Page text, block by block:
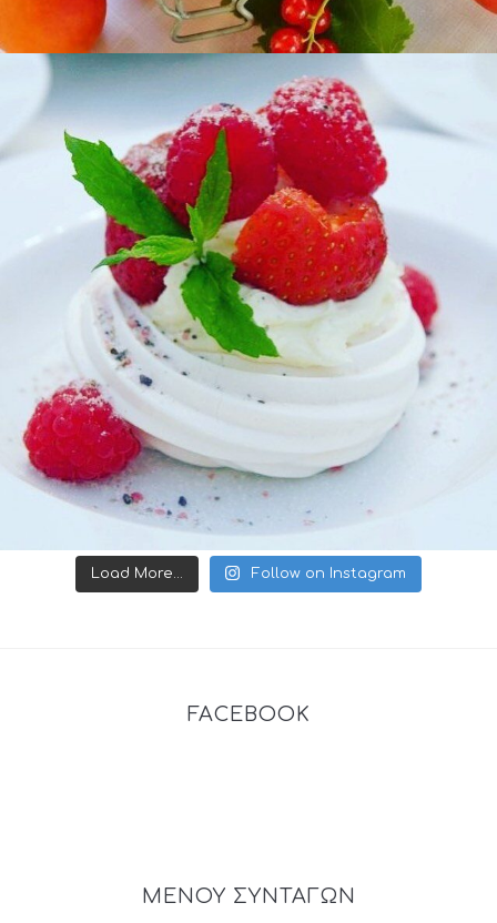
Load More... Follow on Instagram
FACEBOOK
ΜΕΝΟΥ ΣΥΝΤΑΓΩΝ